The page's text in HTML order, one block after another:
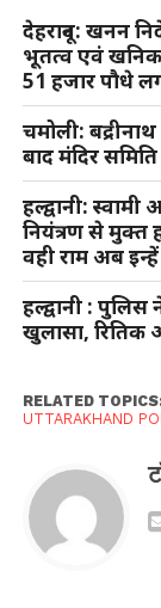
देहरादून: खनन
भूतत्व एवं
51 हजार पौधे
चमोली:
बाद मंदिर
हल्द्वानी:
नियंत्रण से मुक्त
वही राम अब इन्हें
हल्द्वानी :
खुलासा, रितिक
RELATED
UTTARAKHAND